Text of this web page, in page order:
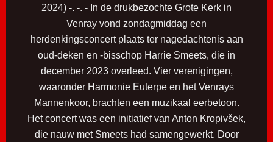
2024) -. -. - In de drukbezochte Grote Kerk in
Venray vond zondagmiddag een
herdenkingsconcert plaats ter nagedachtenis aan
oud-deken en -bisschop Harrie Smeets, die in
december 2023 overleed. Vier verenigingen,
waaronder Harmonie Euterpe en het Venrays
Mannenkoor, brachten een muzikaal eerbetoon.
Het concert was een initiatief van Anton Kropivšek,
die nauw met Smeets had samengewerkt. Door